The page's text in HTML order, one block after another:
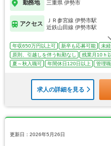
勤務地 三重県 伊勢市
アクセス
ＪＲ参宮線 伊勢市駅
近鉄山田線 伊勢市駅
年収650万円以上可 新卒も応募可能
未
原則、引越しを伴う転勤なし
残業月10ｈ
夏～秋入職可
年間休日120日以上 管理
求人の詳細を見る
更新日：2026年5月26日